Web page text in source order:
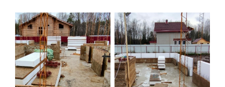
Торговый комплекс НОРД в Кингисеппе
Современный торговый комплекс в центре города
Кингисепп